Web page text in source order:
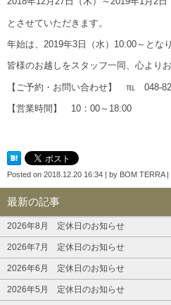
とさせていただきます。
年始は、2019年3日（水）10:00～となり
皆様のお越しをスタッフ一同、心より
【ご予約・お問い合わせ】 ℡ 048-
【営業時間】 10：00～18:00
Posted on 2018.12.20 16:34 by BOM TERRA|
最新の記事
2026年8月 定休日のお知らせ
2026年7月 定休日のお知らせ
2026年6月 定休日のお知らせ
2026年5月 定休日のお知らせ